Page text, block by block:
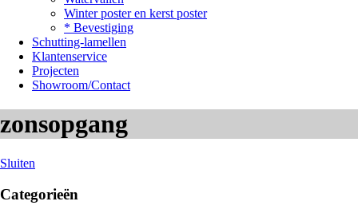
Winter poster en kerst poster
* Bevestiging
Schutting-lamellen
Klantenservice
Projecten
Showroom/Contact
zonsopgang
Sluiten
Categorieën